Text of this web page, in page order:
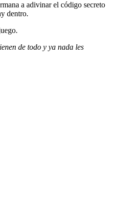
a adivinar el código secreto
dentro.
de todo y ya nada les